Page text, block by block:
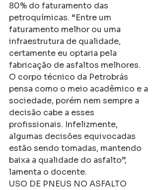
80% do faturamento das
petroquímicas. “Entre um
faturamento melhor ou uma
infraestrutura de qualidade,
certamente eu optaria pela
fabricação de asfaltos melhores.
O corpo técnico da Petrobrás
pensa como o meio acadêmico e a
sociedade, porém nem sempre a
decisão cabe a esses
profissionais. Infelizmente,
algumas decisões equivocadas
estão sendo tomadas, mantendo
baixa a qualidade do asfalto”,
lamenta o docente.
USO DE PNEUS NO ASFALTO